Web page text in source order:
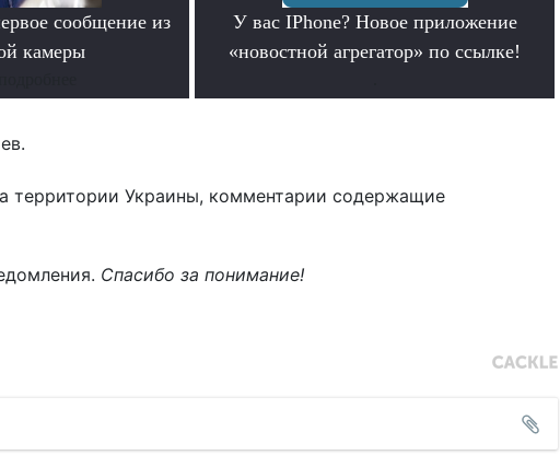
сообщение из
камеры
У вас IPhone? Новое приложение
«новостной агрегатор» по ссылке!
территории Украины, комментарии содержащие
Спасибо за понимание!